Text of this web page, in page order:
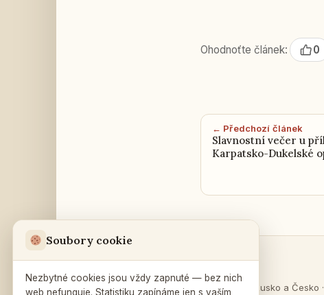
Ohodnoťte článek: 0
← Předchozí článek
Slavnostní večer u
Karpatsko-Dukelské
v Praze
O Rusku Rusko a Česko ·
Soubory cookie
Nezbytné cookies jsou vždy zapnuté — bez nich
web nefunguje. Statistiku zapínáme jen s vaším